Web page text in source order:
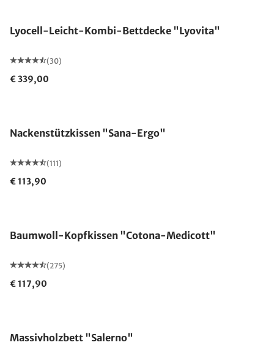
Lyocell-Leicht-Kombi-Bettdecke "Lyovita"
(30)
€ 339,00
Nackenstützkissen "Sana-Ergo"
(111)
€ 113,90
Baumwoll-Kopfkissen "Cotona-Medicott"
(275)
€ 117,90
Massivholzbett "Salerno"